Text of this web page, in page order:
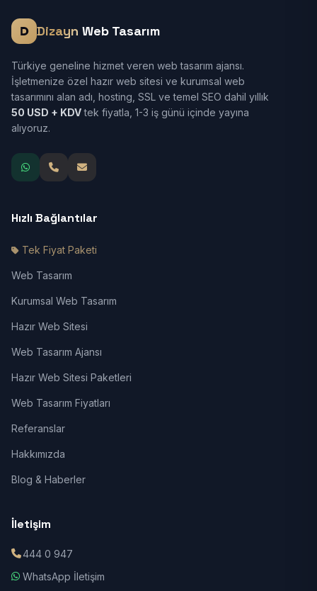
Dizayn Web Tasarım
Türkiye geneline hizmet veren web tasarım ajansı.
İşletmenize özel hazır web sitesi ve kurumsal web
tasarımını alan adı, hosting, SSL ve temel SEO dahil yıllık
50 USD + KDVtek fiyatla, 1-3 iş günü içinde yayına
alıyoruz.
Hızlı Bağlantılar
Tek Fiyat Paketi
Web Tasarım
Kurumsal Web Tasarım
Hazır Web Sitesi
Web Tasarım Ajansı
Hazır Web Sitesi Paketleri
Web Tasarım Fiyatları
Referanslar
Hakkımızda
Blog & Haberler
İletişim
444 0 947
WhatsApp İletişim